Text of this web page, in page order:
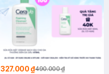
327.000 ₫490.000 ₫